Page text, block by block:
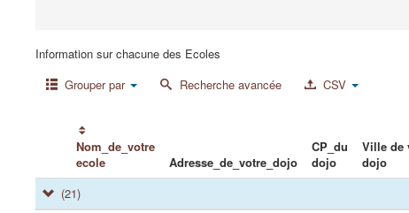
Information sur chacune des Ecoles
Grouper par
Recherche avancée CSV
Nom_de_votre
ecole
Adresse_de_votre_dojo
CP_du
dojo
Ville de
dojo
(21)